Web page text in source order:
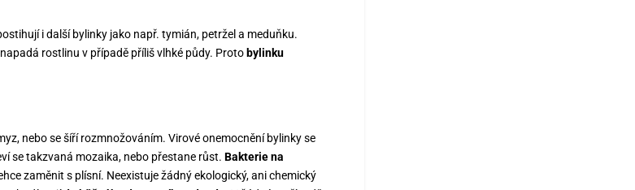
i další bylinky jako např. tymián, petržel a meduňku.
rostlinu v případě příliš vlhké půdy. Proto bylinku
nebo se šíří rozmnožováním. Virové onemocnění bylinky se
se takzvaná mozaika, nebo přestane růst.Bakterie na
zaměnit s plísní. Neexistuje žádný ekologický, ani chemický